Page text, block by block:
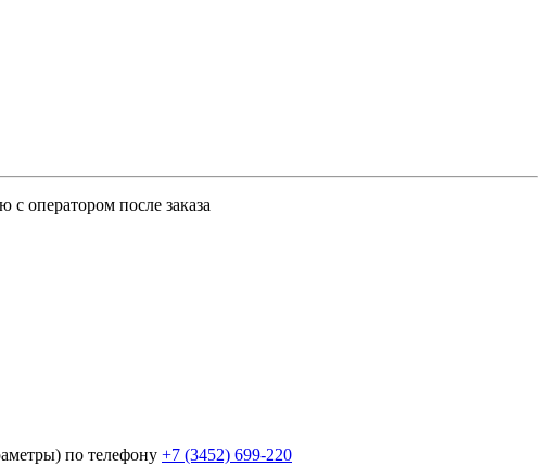
оператором после заказа
по телефону +7 (3452) 699-220